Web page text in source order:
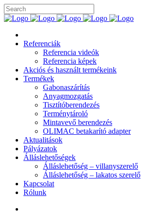
Referenciák
Referencia videók
Referencia képek
Akciós és használt termékeink
Termékek
Gabonaszárítás
Anyagmozgatás
Tisztítóberendezés
Terménytároló
Mintavevő berendezés
OLIMAC betakarító adapter
Aktualitások
Pályázatok
Álláslehetőségek
Álláslehetőség – villanyszerelő
Álláslehetőség – lakatos szerelő
Kapcsolat
Rólunk